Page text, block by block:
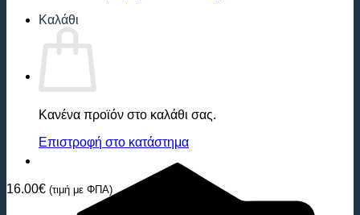
Καλάθι
Κανένα προϊόν στο καλάθι σας.
Επιστροφή στο κατάστημα
16.00€ (τιμή με ΦΠΑ)